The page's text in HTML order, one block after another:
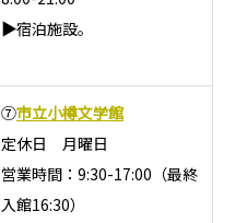
▶宿泊施設。
⑦市立小樽文学館
定休日 月曜日
営業時間：9:30-17:00（最終
入館16:30）